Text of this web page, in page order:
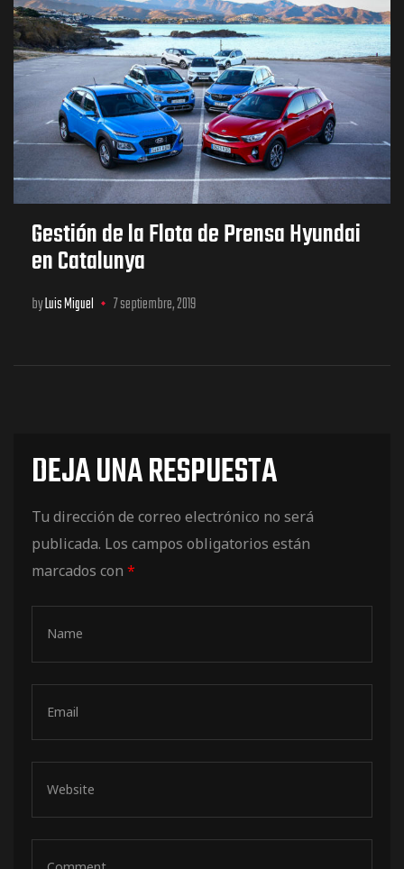
Gestión de la Flota de Prensa Hyundai
en Catalunya
byLuis Miguel 7 septiembre, 2019
DEJA UNA RESPUESTA
Tu dirección de correo electrónico no será
publicada. Los campos obligatorios están
marcados con *